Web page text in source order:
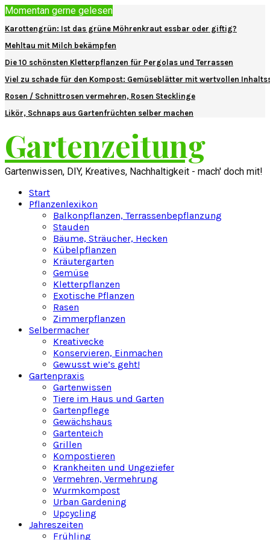
Momentan gerne gelesen
Karottengrün: Ist das grüne Möhrenkraut essbar oder giftig?
Mehltau mit Milch bekämpfen
Die 10 schönsten Kletterpflanzen für Pergolas und Terrassen
Viel zu schade für den Kompost: Gemüseblätter mit wertvollen
Rosen / Schnittrosen vermehren, Rosen Stecklinge
Likör, Schnaps aus Gartenfrüchten selber machen
Gartenzeitung
Gartenwissen, DIY, Kreatives, Nachhaltigkeit - mach' doch mit!
Start
Pflanzenlexikon
Balkonpflanzen, Terrassenbepflanzung
Stauden
Bäume, Sträucher, Hecken
Kübelpflanzen
Kräutergarten
Gemüse
Kletterpflanzen
Exotische Pflanzen
Rasen
Zimmerpflanzen
Selbermacher
Kreativecke
Konservieren, Einmachen
Gewusst wie’s geht!
Gartenpraxis
Gartenwissen
Tiere im Haus und Garten
Gartenpflege
Gewächshaus
Gartenteich
Grillen
Kompostieren
Krankheiten und Ungeziefer
Vermehren, Vermehrung
Wurmkompost
Urban Gardening
Upcycling
Jahreszeiten
Frühling